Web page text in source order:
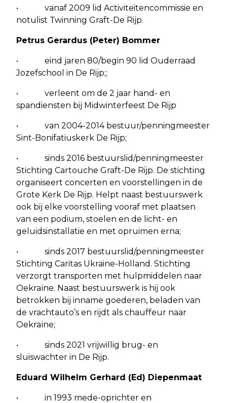
• vanaf 2009 lid Activiteitencommissie en
notulist Twinning Graft-De Rijp.
Petrus Gerardus (Peter) Bommer
• eind jaren 80/begin 90 lid Ouderraad
Jozefschool in De Rijp;;
• verleent om de 2 jaar hand- en
spandiensten bij Midwinterfeest De Rijp
• van 2004-2014 bestuur/penningmeester
Sint-Bonifatiuskerk De Rijp;
• sinds 2016 bestuurslid/penningmeester
Stichting Cartouche Graft-De Rijp. De stichting
organiseert concerten en voorstellingen in de
Grote Kerk De Rijp. Helpt naast bestuurswerk
ook bij elke voorstelling vooraf met plaatsen
van een podium, stoelen en de licht- en
geluidsinstallatie en met opruimen erna;
• sinds 2017 bestuurslid/penningmeester
Stichting Caritas Ukraine-Holland. Stichting
verzorgt transporten met hulpmiddelen naar
Oekraïne. Naast bestuurswerk is hij ook
betrokken bij inname goederen, beladen van
de vrachtauto’s en rijdt als chauffeur naar
Oekraïne;
• sinds 2021 vrijwillig brug- en
sluiswachter in De Rijp.
Eduard Wilhelm Gerhard (Ed) Diepenmaat
• in 1993 mede-oprichter en